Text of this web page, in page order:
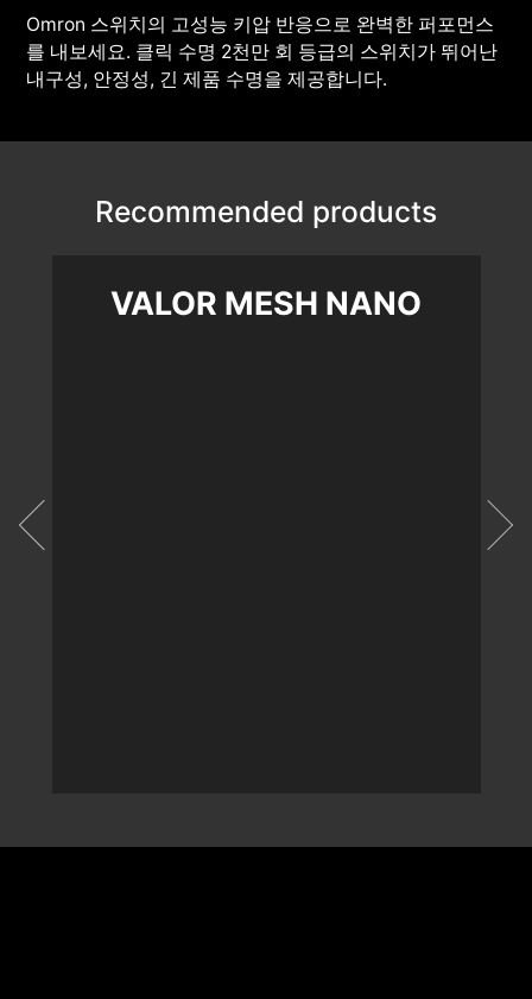
Omron 스위치의 고성능 키압 반응으로 완벽한 퍼포먼스
를 내보세요. 클릭 수명 2천만 회 등급의 스위치가 뛰어난
내구성, 안정성, 긴 제품 수명을 제공합니다.
Recommended products
VALOR MESH NANO